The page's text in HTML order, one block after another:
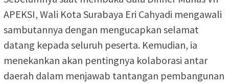
APEKSI, Wali Kota Surabaya Eri Cahyadi mengawali
sambutannya dengan mengucapkan selamat
datang kepada seluruh peserta. Kemudian, ia
menekankan akan pentingnya kolaborasi antar
daerah dalam menjawab tantangan pembangunan